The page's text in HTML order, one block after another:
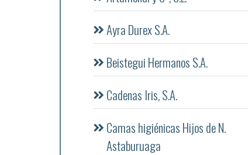
Ayra Durex S.A.
Beistegui Hermanos S.A.
Cadenas Iris, S.A.
Camas higiénicas Hijos de N.
Astaburuaga